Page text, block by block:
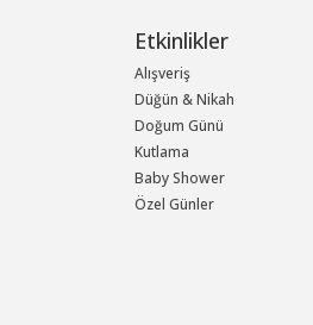
Etkinlikler
Alışveriş
Düğün & Nikah
Doğum Günü
Kutlama
Baby Shower
Özel Günler